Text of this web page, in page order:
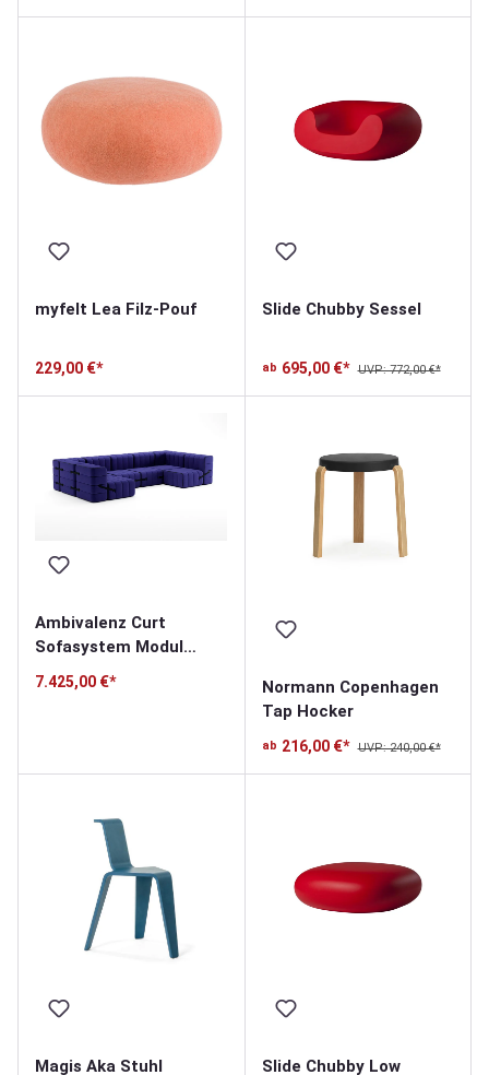
myfelt Lea Filz-Pouf
229,00 €*
Slide Chubby Sessel
ab 695,00 €* UVP: 772,00 €*
Ambivalenz Curt
Sofasystem Modul
15er-Set
7.425,00 €*
Normann Copenhagen
Tap Hocker
ab 216,00 €* UVP: 240,00 €*
Magis Aka Stuhl Slide Chubby Low